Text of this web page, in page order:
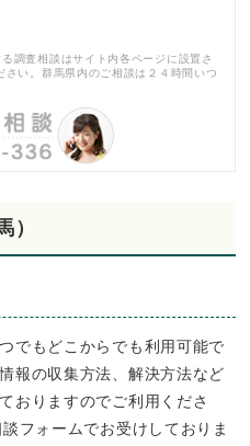
調査相談はサイト内各ページに設置さ
い。群馬県内のご相談は２４時間いつ
）
でもどこからでも利用可能で
報の収集方法、解決方法など
おりますのでご利用くださ
フォームでお受けしておりま